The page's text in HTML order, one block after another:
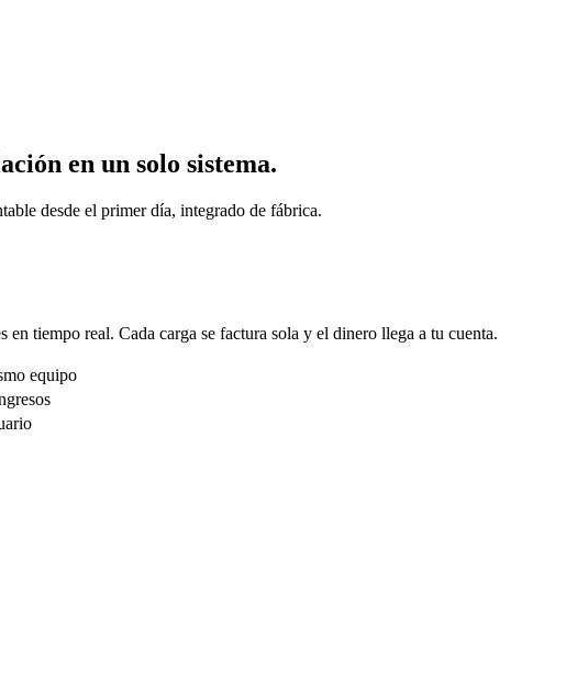
en un solo sistema.
desde el primer día, integrado de fábrica.
tiempo real. Cada carga se factura sola y el dinero llega a tu cuenta.
equipo